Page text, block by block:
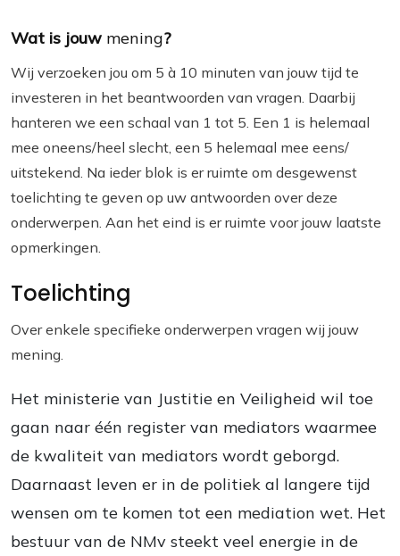
Wat is jouw mening?
Wij verzoeken jou om 5 à 10 minuten van jouw tijd te
investeren in het beantwoorden van vragen. Daarbij
hanteren we een schaal van 1 tot 5. Een 1 is helemaal
mee oneens/heel slecht, een 5 helemaal mee eens/
uitstekend. Na ieder blok is er ruimte om desgewenst
toelichting te geven op uw antwoorden over deze
onderwerpen. Aan het eind is er ruimte voor jouw laatste
opmerkingen.
Toelichting
Over enkele specifieke onderwerpen vragen wij jouw
mening.
Het ministerie van Justitie en Veiligheid wil toe
gaan naar één register van mediators waarmee
de kwaliteit van mediators wordt geborgd.
Daarnaast leven er in de politiek al langere tijd
wensen om te komen tot een mediation wet. Het
bestuur van de NMv steekt veel energie in de